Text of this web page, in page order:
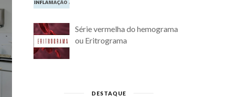
Série vermelha do hemograma
ou Eritrograma
DESTAQUE